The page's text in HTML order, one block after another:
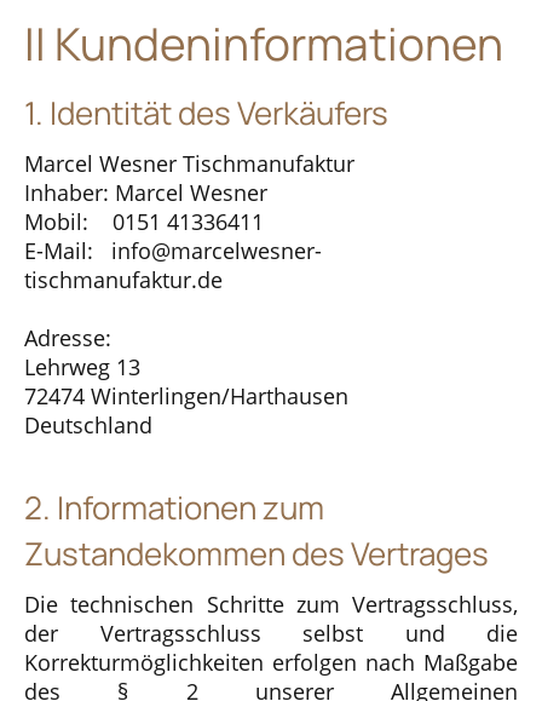
1. Identität des Verkäufers
II Kundeninformationen
Marcel Wesner Tischmanufaktur
Inhaber: Marcel Wesner
Mobil: 0151 41336411
E-Mail: info@marcelwesner-
tischmanufaktur.de
Adresse:
Lehrweg 13
72474 Winterlingen/Harthausen
Deutschland
2. Informationen zum
Zustandekommen des Vertrages
Die technischen Schritte zum Vertragsschluss,
der Vertragsschluss selbst und die
Korrekturmöglichkeiten erfolgen nach Maßgabe
des § 2 unserer Allgemeinen